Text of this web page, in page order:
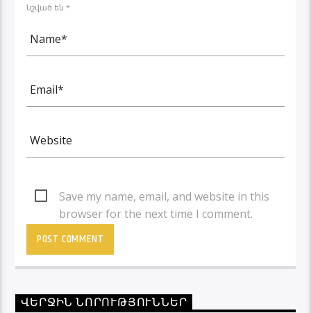
նշված են *
Save my name, email, and website in this
browser for the next time I comment.
ՎԵՐՋԻՆ ՆՈՐՈՒԹՅՈՒՆՆԵՐ